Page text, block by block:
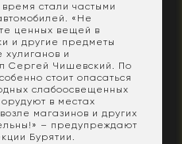
стали частыми
«Не
ценных вещей в
и другие предметы
хулиганов и
Сергей Чишевский. По
стоит опасаться
слабоосвещенных
в местах
магазинов и других
– предупреждают
Бурятии.